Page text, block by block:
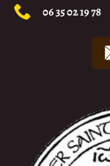
06 35 02 19 78